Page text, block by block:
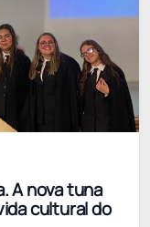
A nova tuna
cultural do